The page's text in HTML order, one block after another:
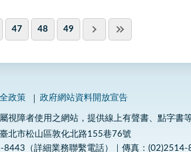
47 48 49
政策 政府網站資料開放宣告
視障者使用之網站，提供線上有聲書、點字書
北市松山區敦化北路155巷76號
8443（詳細業務聯繫電話）｜傳真：(02)2514-